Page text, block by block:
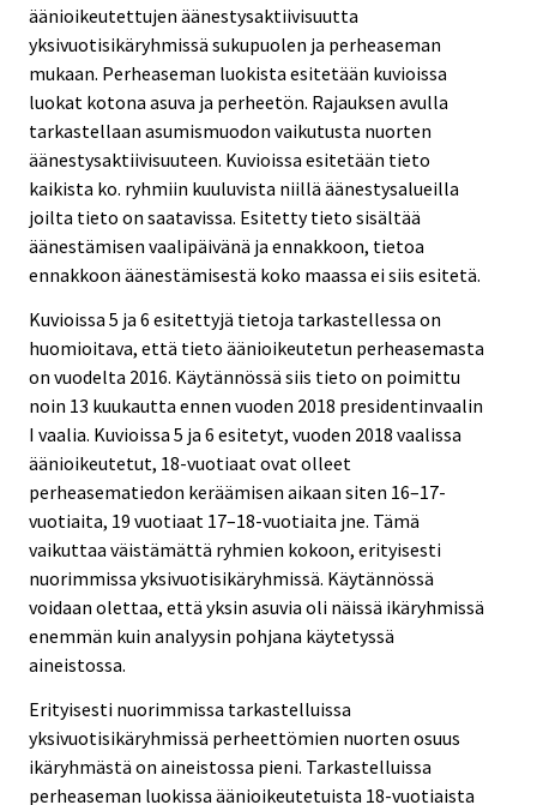
äänioikeutettujen äänestysaktiivisuutta
yksivuotisikäryhmissä sukupuolen ja perheaseman
mukaan. Perheaseman luokista esitetään kuvioissa
luokat kotona asuva ja perheetön. Rajauksen avulla
tarkastellaan asumismuodon vaikutusta nuorten
äänestysaktiivisuuteen. Kuvioissa esitetään tieto
kaikista ko. ryhmiin kuuluvista niillä äänestysalueilla
joilta tieto on saatavissa. Esitetty tieto sisältää
äänestämisen vaalipäivänä ja ennakkoon, tietoa
ennakkoon äänestämisestä koko maassa ei siis esitetä.
Kuvioissa 5 ja 6 esitettyjä tietoja tarkastellessa on
huomioitava, että tieto äänioikeutetun perheasemasta
on vuodelta 2016. Käytännössä siis tieto on poimittu
noin 13 kuukautta ennen vuoden 2018 presidentinvaalin
I vaalia. Kuvioissa 5 ja 6 esitetyt, vuoden 2018 vaalissa
äänioikeutetut, 18-vuotiaat ovat olleet
perheasematiedon keräämisen aikaan siten 16–17-
vuotiaita, 19 vuotiaat 17–18-vuotiaita jne. Tämä
vaikuttaa väistämättä ryhmien kokoon, erityisesti
nuorimmissa yksivuotisikäryhmissä. Käytännössä
voidaan olettaa, että yksin asuvia oli näissä ikäryhmissä
enemmän kuin analyysin pohjana käytetyssä
aineistossa.
Erityisesti nuorimmissa tarkastelluissa
yksivuotisikäryhmissä perheettömien nuorten osuus
ikäryhmästä on aineistossa pieni. Tarkastelluissa
perheaseman luokissa äänioikeutetuista 18-vuotiaista